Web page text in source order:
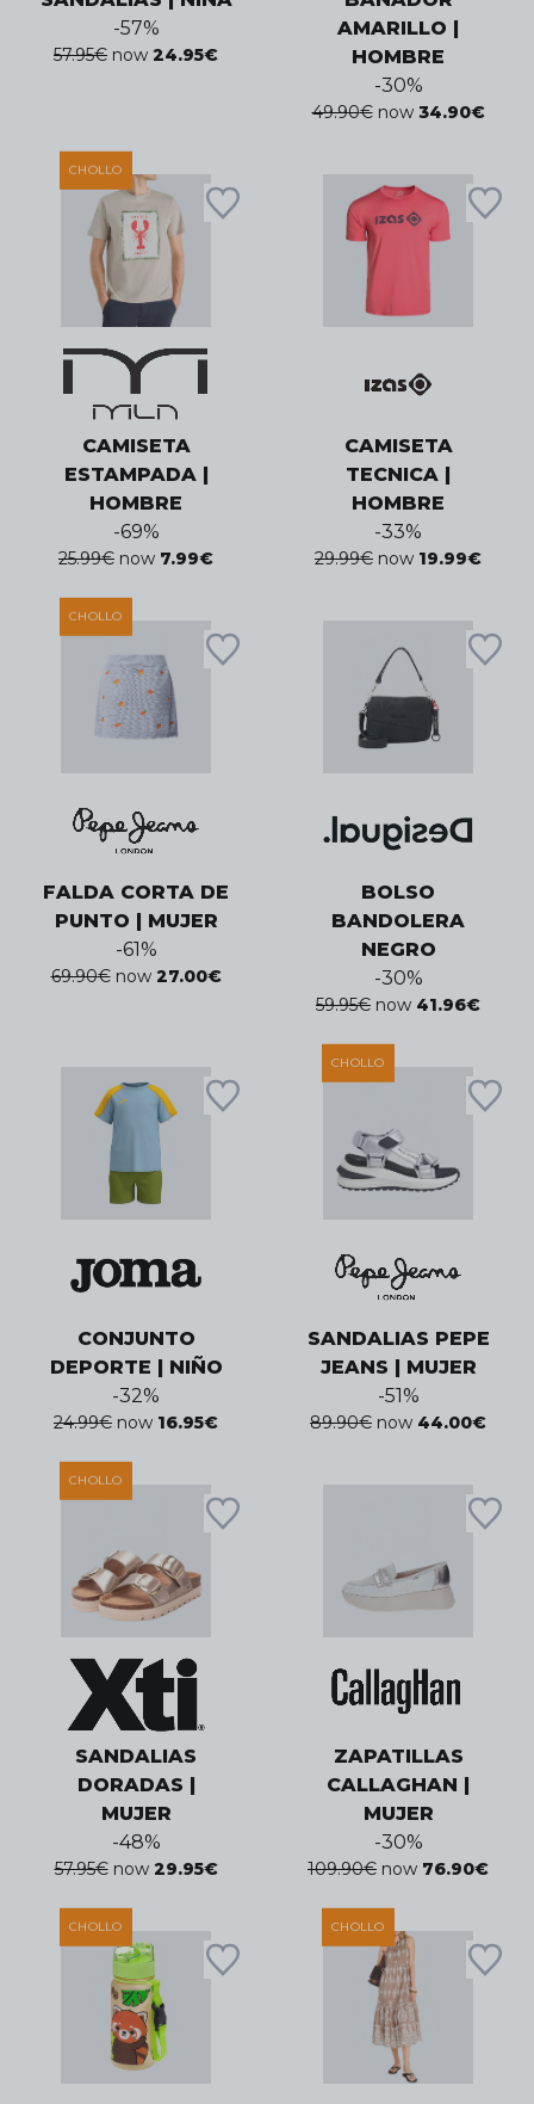
-57%
57.95€ now 24.95€
AMARILLO |
HOMBRE
-30%
49.90€ now 34.90€
CHOLLO
CAMISETA
ESTAMPADA |
HOMBRE
-69%
25.99€ now 7.99€
CAMISETA
TECNICA |
HOMBRE
-33%
29.99€ now 19.99€
CHOLLO
FALDA CORTA DE
PUNTO | MUJER
-61%
69.90€ now 27.00€
BOLSO
BANDOLERA
NEGRO
-30%
59.95€ now 41.96€
CONJUNTO
DEPORTE | NIÑO
-32%
24.99€ now 16.95€
CHOLLO
SANDALIAS PEPE
JEANS | MUJER
-51%
89.90€ now 44.00€
CHOLLO
SANDALIAS
DORADAS |
MUJER
-48%
57.95€ now 29.95€
ZAPATILLAS
CALLAGHAN |
MUJER
-30%
109.90€ now 76.90€
CHOLLO CHOLLO